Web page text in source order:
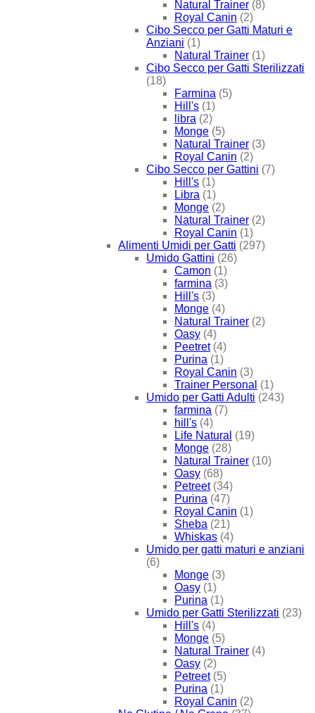
Natural Trainer (8)
Royal Canin (2)
Cibo Secco per Gatti Maturi e
Anziani (1)
Natural Trainer (1)
Cibo Secco per Gatti Sterilizzati
(18)
Farmina (5)
Hill's (1)
libra (2)
Monge (5)
Natural Trainer (3)
Royal Canin (2)
Cibo Secco per Gattini (7)
Hill's (1)
Libra (1)
Monge (2)
Natural Trainer (2)
Royal Canin (1)
Alimenti Umidi per Gatti (297)
Umido Gattini (26)
Camon (1)
farmina (3)
Hill's (3)
Monge (4)
Natural Trainer (2)
Oasy (4)
Peetret (4)
Purina (1)
Royal Canin (3)
Trainer Personal (1)
Umido per Gatti Adulti (243)
farmina (7)
hill's (4)
Life Natural (19)
Monge (28)
Natural Trainer (10)
Oasy (68)
Petreet (34)
Purina (47)
Royal Canin (1)
Sheba (21)
Whiskas (4)
Umido per gatti maturi e anziani
(6)
Monge (3)
Oasy (1)
Purina (1)
Umido per Gatti Sterilizzati (23)
Hill's (4)
Monge (5)
Natural Trainer (4)
Oasy (2)
Petreet (5)
Purina (1)
Royal Canin (2)